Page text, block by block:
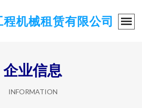
机械租赁有限公司
企业信息
INFORMATION